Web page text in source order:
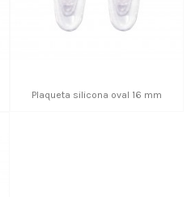
Plaqueta silicona oval 16 mm